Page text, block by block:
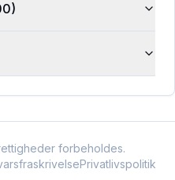
forbeholdes.
Privatlivspolitik